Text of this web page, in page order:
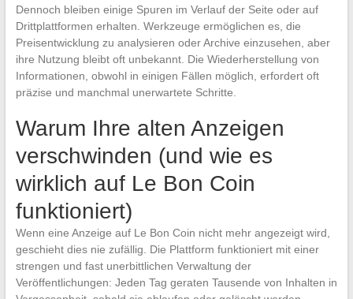
Dennoch bleiben einige Spuren im Verlauf der Seite oder auf
Drittplattformen erhalten. Werkzeuge ermöglichen es, die
Preisentwicklung zu analysieren oder Archive einzusehen, aber
ihre Nutzung bleibt oft unbekannt. Die Wiederherstellung von
Informationen, obwohl in einigen Fällen möglich, erfordert oft
präzise und manchmal unerwartete Schritte.
Warum Ihre alten Anzeigen
verschwinden (und wie es
wirklich auf Le Bon Coin
funktioniert)
Wenn eine Anzeige auf Le Bon Coin nicht mehr angezeigt wird,
geschieht dies nie zufällig. Die Plattform funktioniert mit einer
strengen und fast unerbittlichen Verwaltung der
Veröffentlichungen: Jeden Tag geraten Tausende von Inhalten in